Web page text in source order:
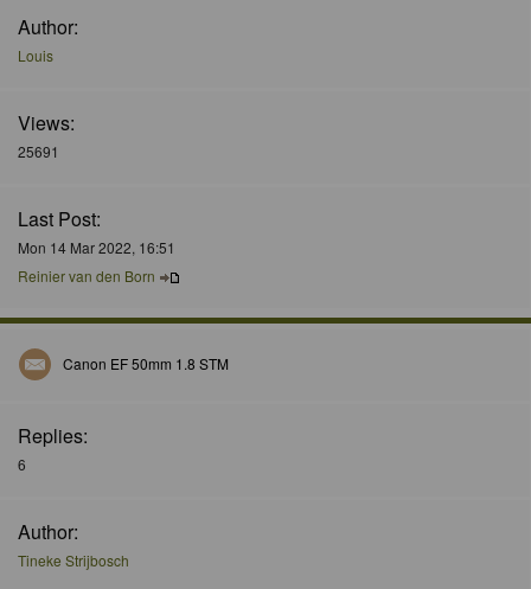
Author:
Louis
Views:
25691
Last Post:
Mon 14 Mar 2022, 16:51
Reinier van den Born
Canon EF 50mm 1.8 STM
Replies:
6
Author:
Tineke Strijbosch